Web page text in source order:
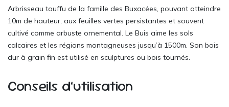
Arbrisseau touffu de la famille des Buxacées, pouvant atteindre
10m de hauteur, aux feuilles vertes persistantes et souvent
cultivé comme arbuste ornemental. Le Buis aime les sols
calcaires et les régions montagneuses jusqu’à 1500m. Son bois
dur à grain fin est utilisé en sculptures ou bois tournés.
Conseils d’utilisation